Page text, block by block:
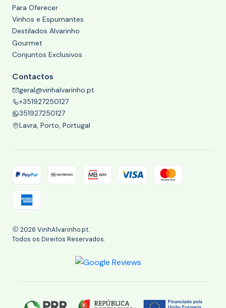
Para Oferecer
Vinhos e Espumantes
Destilados Alvarinho
Gourmet
Conjuntos Exclusivos
Contactos
geral@vinhalvarinho.pt
+351927250127
351927250127
Lavra, Porto, Portugal
2026 VinhAlvarinho.pt.
Todos os Direitos Reservados.